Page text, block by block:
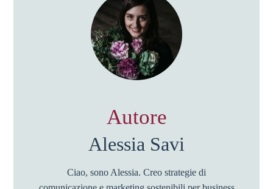
Autore
Alessia Savi
Ciao, sono Alessia. Creo strategie di